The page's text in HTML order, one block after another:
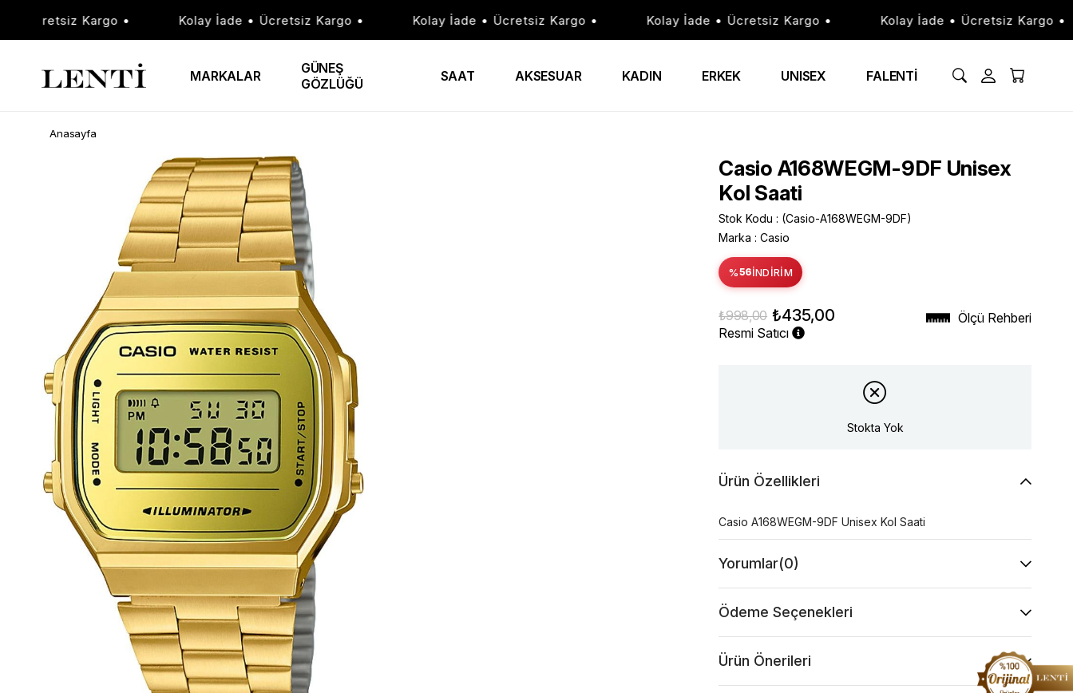
Ücretsiz Kargo • Kolay İade • Ücretsiz Kargo • Kolay İade • Ücretsiz Kargo • Kolay İade • Ücretsiz Kargo • Kolay İade • Ücretsiz Kargo •
MARKALAR
GÜNEŞ
GÖZLÜĞÜ
SAAT AKSESUAR KADIN ERKEK UNISEX FALENTİ
Anasayfa
Casio A168WEGM-9DF Unisex
Kol Saati
Stok Kodu
(Casio-A168WEGM-9DF)
Marka : Casio
%56İNDIRIM
₺998,00 ₺435,00
Resmi Satıcı
Ölçü Rehberi
Stokta Yok
Ürün Özellikleri
Casio A168WEGM-9DF Unisex Kol Saati
Yorumlar(0)
Ödeme Seçenekleri
Ürün Önerileri